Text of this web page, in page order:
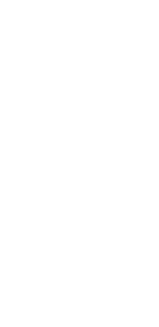
карты"